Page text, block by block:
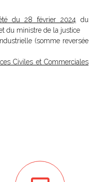
du 28 février 2024 du
du ministre de la justice
(somme reversée
Civiles et Commerciales